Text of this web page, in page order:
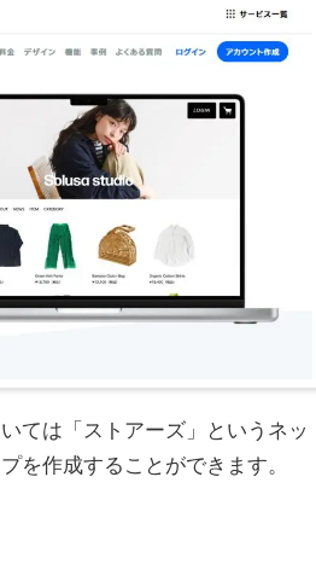
ては「ストアーズ」というネッ
を作成することができます。